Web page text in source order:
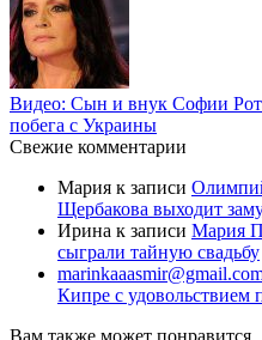
Видео: Сын и внук Софии
побега с Украины
Свежие комментарии
Мария к записи
Щербакова выходит
Ирина к записи Мария
сыграли тайную свадьбу
Кипре с удовольствием